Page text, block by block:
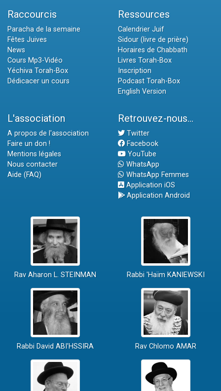
Raccourcis
Paracha de la semaine
Fêtes Juives
News
Cours Mp3-Vidéo
Yéchiva Torah-Box
Dédicacer un cours
Ressources
Calendrier Juif
Sidour (livre de prière)
Horaires de Chabbath
Livres Torah-Box
Inscription
Podcast Torah-Box
English Version
L'association
A propos de l'association
Faire un don !
Mentions légales
Nous contacter
Aide (FAQ)
Retrouvez-nous...
Twitter
Facebook
YouTube
WhatsApp
WhatsApp Femmes
Application iOS
Application Android
Rav Aharon L. STEINMAN Rabbi 'Haïm KANIEWSKI
Rabbi David ABI'HSSIRA Rav Chlomo AMAR